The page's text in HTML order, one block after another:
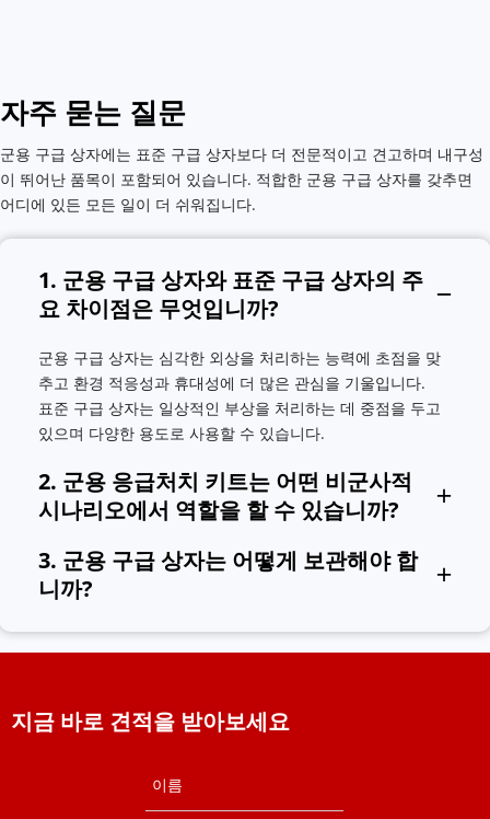
자주 묻는 질문
군용 구급 상자에는 표준 구급 상자보다 더 전문적이고 견고하며 내구성
이 뛰어난 품목이 포함되어 있습니다. 적합한 군용 구급 상자를 갖추면
어디에 있든 모든 일이 더 쉬워집니다.
1. 군용 구급 상자와 표준 구급 상자의 주
요 차이점은 무엇입니까?
군용 구급 상자는 심각한 외상을 처리하는 능력에 초점을 맞
추고 환경 적응성과 휴대성에 더 많은 관심을 기울입니다.
표준 구급 상자는 일상적인 부상을 처리하는 데 중점을 두고
있으며 다양한 용도로 사용할 수 있습니다.
2. 군용 응급처치 키트는 어떤 비군사적
시나리오에서 역할을 할 수 있습니까?
등산이나 하이킹과 같이 우발적인 외상이 발생할 수 있는 야외
시나리오에서 군용 구급 상자는 출혈을 멈추고, 상처에 붕대를
감고, 골절된 부분을 고칠 수 있습니다.
멈추고 붕대를 감고 호흡을 유지하는 등의 응급조치를 실시해 전
3. 군용 구급 상자는 어떻게 보관해야 합
니까?
보관 환경은 건조하고 서늘하며 통풍이 잘되고 직사광선과 고온
환경을 피해야 합니다. 구급상자는 비상시 편리하고 신속하게 접
다.
지금 바로 견적을 받아보세요